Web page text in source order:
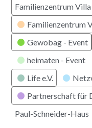
Familienzentrum
Familienzentrum
Gewobag - Event
heimaten - Event
Life e.V.
Partnerschaft für
Paul-Schneider-Haus